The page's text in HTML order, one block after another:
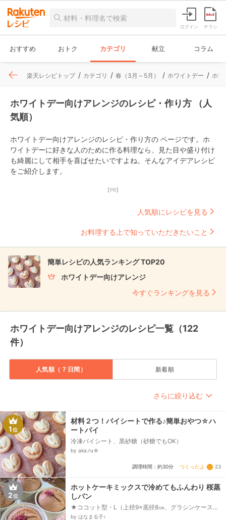
ログイン チラシ
おすすめ おトク カテゴリ 献立 コラム
楽天レシピトップ カテゴリ 春（3月～5月） ホワイトデー ホワ
ホワイトデー向けアレンジのレシピ・作り方 （人
気順）
ホワイトデー向けアレンジのレシピ・作り方の ページです。ホ
ワイトデーに好きな人のために作る料理なら、見た目や盛り付け
も綺麗にして相手を喜ばせたいですよね。そんなアイデアレシピ
をご紹介します。
【PR】
人気順にレシピを見る
お料理する上で知っていただきたいこと
簡単レシピの人気ランキング TOP20
ホワイトデー向けアレンジ
今すぐランキングを見る
ホワイトデー向けアレンジのレシピ一覧（122
件）
人気順（７日間） 新着順
さらに絞り込む
1位
材料２つ！パイシートで作る♪簡単おやつ☆ハ
ートパイ
冷凍パイシート、黒砂糖（砂糖でもOK）
by aka.ru☆
調理時間：約30分 つくったよ 23
2位
ホットケーキミックスで冷めてもふんわり 桜蒸
しパン
★ココット型・L（上径9×底径8㎝、グラシンケース
（10F、ホットケーキミックス、卵（溶きほぐす、牛
by はなまる子♪